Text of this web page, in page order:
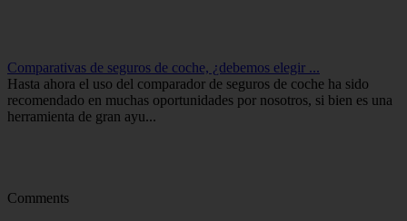
Comparativas de seguros de coche, ¿debemos elegir ...
Hasta ahora el uso del comparador de seguros de coche ha sido
recomendado en muchas oportunidades por nosotros, si bien es una
herramienta de gran ayu...
Comments